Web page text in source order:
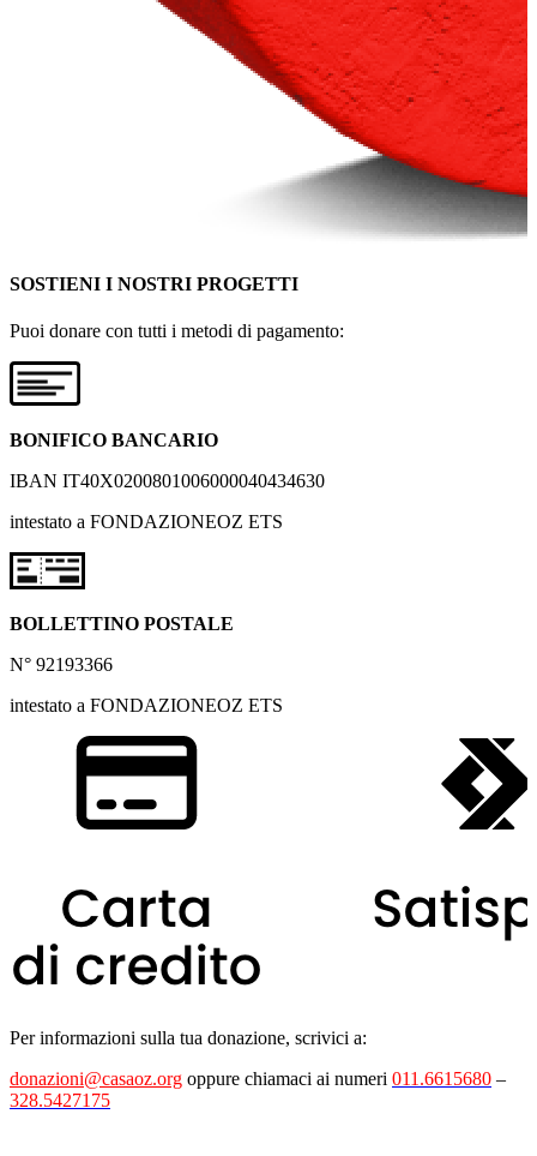
SOSTIENI I NOSTRI PROGETTI
Puoi donare con tutti i metodi di pagamento:
BONIFICO BANCARIO
IBAN IT40X0200801006000040434630
intestato a FONDAZIONEOZ ETS
BOLLETTINO POSTALE
N° 92193366
intestato a FONDAZIONEOZ ETS
Per informazioni sulla tua donazione, scrivici a:
donazioni@casaoz.org oppure chiamaci ai numeri 011.6615680 –
328.5427175